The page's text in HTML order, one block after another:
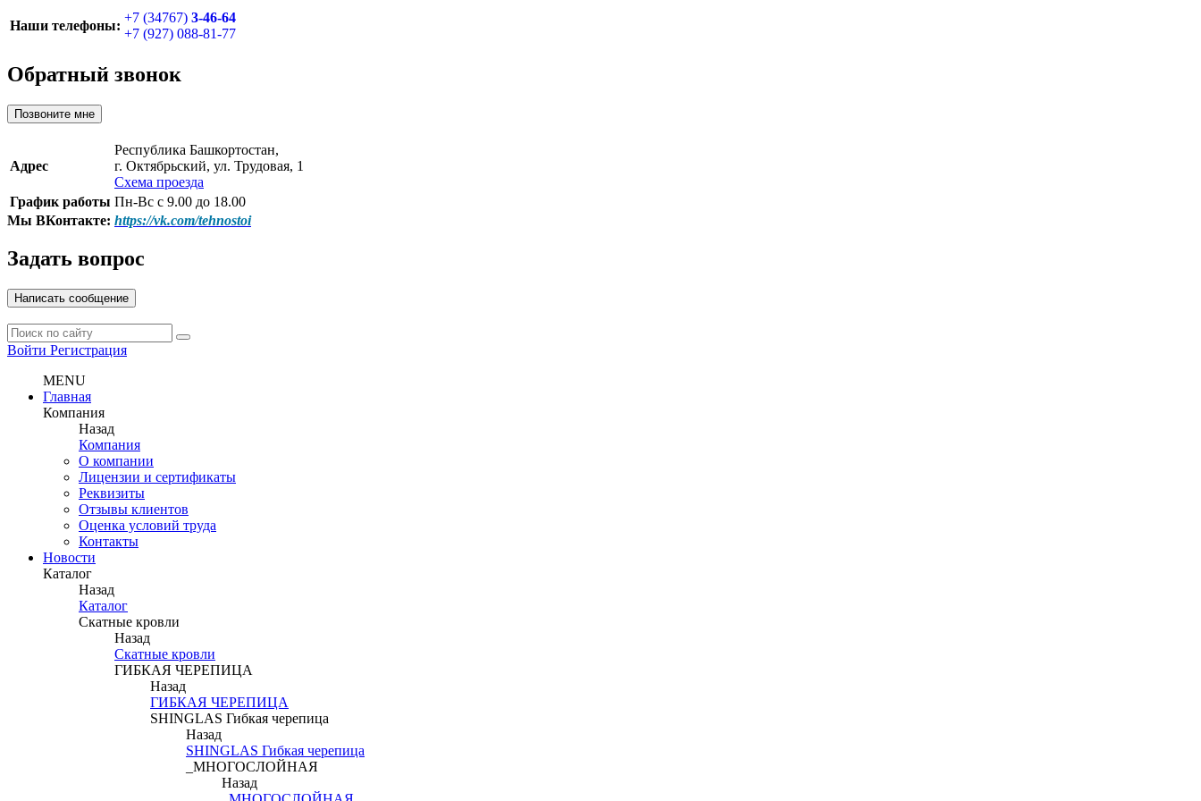
Наши телефоны:
+7 (34767) 3-46-64
+7 (927) 088-81-77
Обратный звонок
Позвоните мне
Адрес
Республика Башкортостан,
г. Октябрьский, ул. Трудовая, 1
Схема проезда
График работы Пн-Вс с 9.00 до 18.00
Мы ВКонтакте: https://vk.com/tehnostoi
Задать вопрос
Написать сообщение
Войти Регистрация
MENU
Главная
Компания
Назад
Компания
О компании
Лицензии и сертификаты
Реквизиты
Отзывы клиентов
Оценка условий труда
Контакты
Новости
Каталог
Назад
Каталог
Скатные кровли
Назад
Скатные кровли
ГИБКАЯ ЧЕРЕПИЦА
Назад
ГИБКАЯ ЧЕРЕПИЦА
SHINGLAS Гибкая черепица
Назад
SHINGLAS Гибкая черепица
_МНОГОСЛОЙНАЯ
Назад